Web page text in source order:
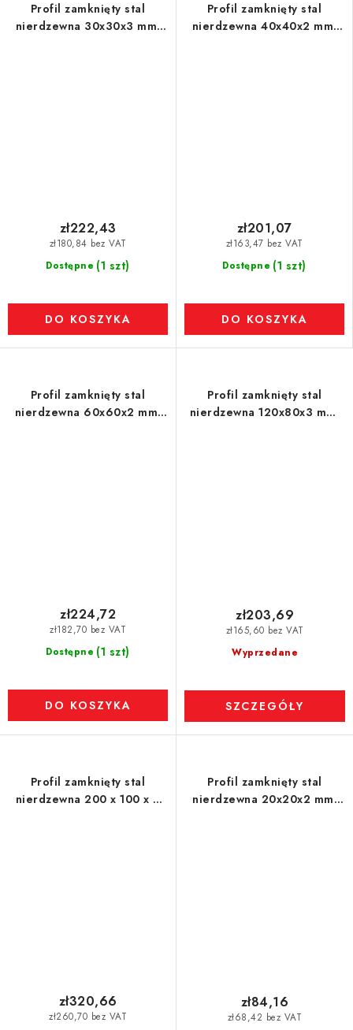
Profil zamknięty stal
nierdzewna 30x30x3 mm,
Dostępne (1 szt)
zł180,84 bez VAT
zł222,43
DO KOSZYKA
Profil zamknięty stal
nierdzewna 40x40x2 mm,
Dostępne (1 szt)
zł163,47 bez VAT
zł201,07
DO KOSZYKA
Profil zamknięty stal
nierdzewna 60x60x2 mm,
Dostępne (1 szt)
zł182,70 bez VAT
zł224,72
DO KOSZYKA
Profil zamknięty stal
nierdzewna 120x80x3 mm,
Wyprzedane
zł165,60 bez VAT
zł203,69
SZCZEGÓŁY
Profil zamknięty stal
nierdzewna 200 x 100 x 3
zł260,70 bez VAT
zł320,66
Profil zamknięty stal
nierdzewna 20x20x2 mm,
zł68,42 bez VAT
zł84,16